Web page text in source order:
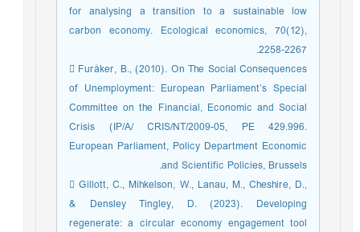
for analysing a transition to a sustainable low
carbon economy. Ecological economics, 70(12),
2258-2267.
 Furåker, B., (2010). On The Social Consequences
of Unemployment: European Parliament’s Special
Committee on the Financial, Economic and Social
Crisis (IP/A/ CRIS/NT/2009-05, PE 429.996.
European Parliament, Policy Department Economic
and Scientific Policies, Brussels.
 Gillott, C., Mihkelson, W., Lanau, M., Cheshire, D.,
& Densley Tingley, D. (2023). Developing
regenerate: a circular economy engagement tool